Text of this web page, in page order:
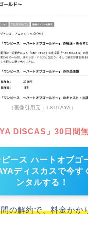
（画像引用元：TSUTAYA）
DISCAS」30日間
ース ハートオブゴ
ディスカスで今す
ンタルする！
の解約で、料金かか